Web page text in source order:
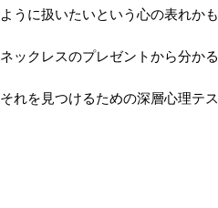
ように扱いたいという心の表れかも
ネックレスのプレゼントから分か
それを見つけるための深層心理テ